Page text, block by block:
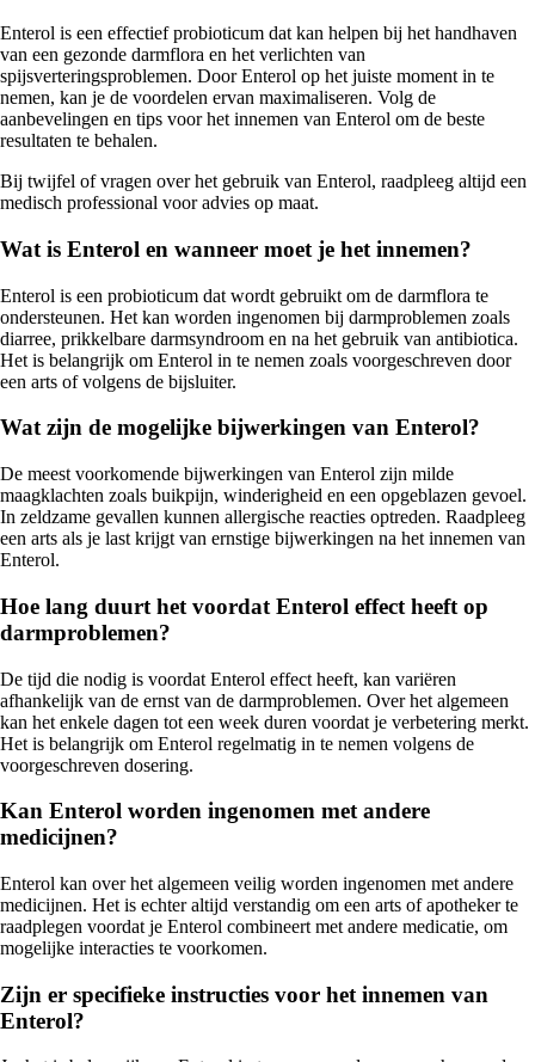
Enterol is een effectief probioticum dat kan helpen bij het handhaven
van een gezonde darmflora en het verlichten van
spijsverteringsproblemen. Door Enterol op het juiste moment in te
nemen, kan je de voordelen ervan maximaliseren. Volg de
aanbevelingen en tips voor het innemen van Enterol om de beste
resultaten te behalen.
Bij twijfel of vragen over het gebruik van Enterol, raadpleeg altijd een
medisch professional voor advies op maat.
Wat is Enterol en wanneer moet je het innemen?
Enterol is een probioticum dat wordt gebruikt om de darmflora te
ondersteunen. Het kan worden ingenomen bij darmproblemen zoals
diarree, prikkelbare darmsyndroom en na het gebruik van antibiotica.
Het is belangrijk om Enterol in te nemen zoals voorgeschreven door
een arts of volgens de bijsluiter.
Wat zijn de mogelijke bijwerkingen van Enterol?
De meest voorkomende bijwerkingen van Enterol zijn milde
maagklachten zoals buikpijn, winderigheid en een opgeblazen gevoel.
In zeldzame gevallen kunnen allergische reacties optreden. Raadpleeg
een arts als je last krijgt van ernstige bijwerkingen na het innemen van
Enterol.
Hoe lang duurt het voordat Enterol effect heeft op
darmproblemen?
De tijd die nodig is voordat Enterol effect heeft, kan variëren
afhankelijk van de ernst van de darmproblemen. Over het algemeen
kan het enkele dagen tot een week duren voordat je verbetering merkt.
Het is belangrijk om Enterol regelmatig in te nemen volgens de
voorgeschreven dosering.
Kan Enterol worden ingenomen met andere
medicijnen?
Enterol kan over het algemeen veilig worden ingenomen met andere
medicijnen. Het is echter altijd verstandig om een arts of apotheker te
raadplegen voordat je Enterol combineert met andere medicatie, om
mogelijke interacties te voorkomen.
Zijn er specifieke instructies voor het innemen van
Enterol?